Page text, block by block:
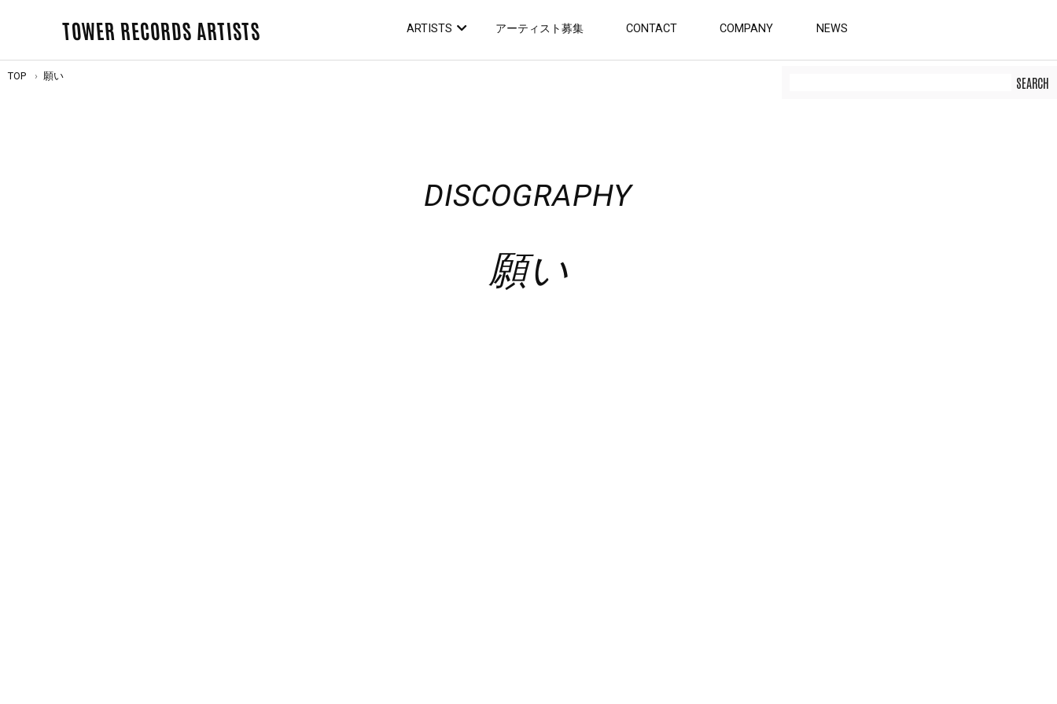
TOWER RECORDS ARTISTS ARTISTS アーティスト募集 CONTACT COMPANY NEWS
TOP 願い
DISCOGRAPHY
願い